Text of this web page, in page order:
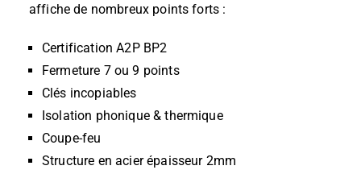
affiche de nombreux points forts :
Certification A2P BP2
Fermeture 7 ou 9 points
Clés incopiables
Isolation phonique & thermique
Coupe-feu
Structure en acier épaisseur 2mm